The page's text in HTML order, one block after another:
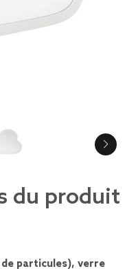
du produit
de particules), verre